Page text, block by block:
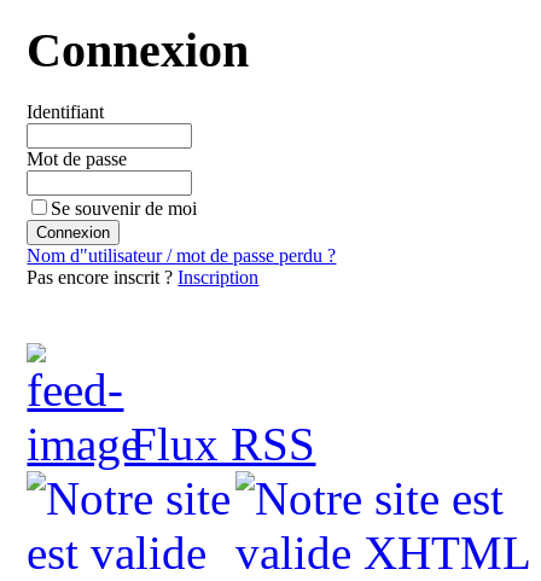
Connexion
Identifiant
Mot de passe
Se souvenir de moi
Nom d"utilisateur / mot de passe perdu ?
Pas encore inscrit ?Inscription
Flux RSS